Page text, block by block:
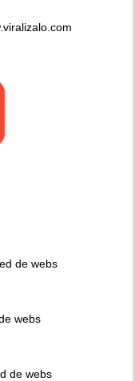
de webs
webs
de webs